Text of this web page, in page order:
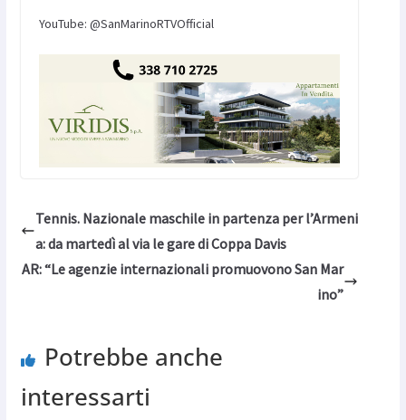
YouTube: @SanMarinoRTVOfficial
Tennis. Nazionale maschile in partenza per l’Armeni
a: da martedì al via le gare di Coppa Davis
AR: “Le agenzie internazionali promuovono San Mar
ino”
Potrebbe anche
interessarti